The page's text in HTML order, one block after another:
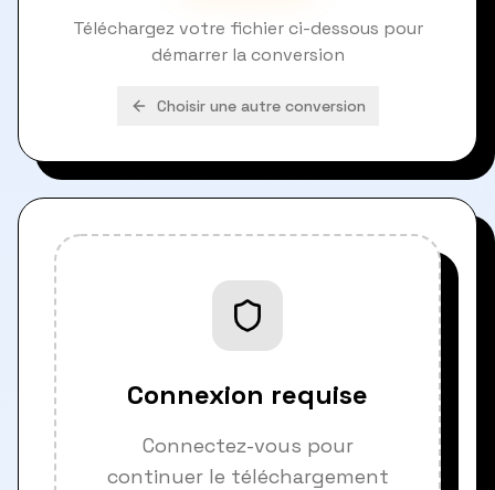
Téléchargez votre fichier ci-dessous pour
démarrer la conversion
Choisir une autre conversion
Connexion requise
Connectez-vous pour
continuer le téléchargement